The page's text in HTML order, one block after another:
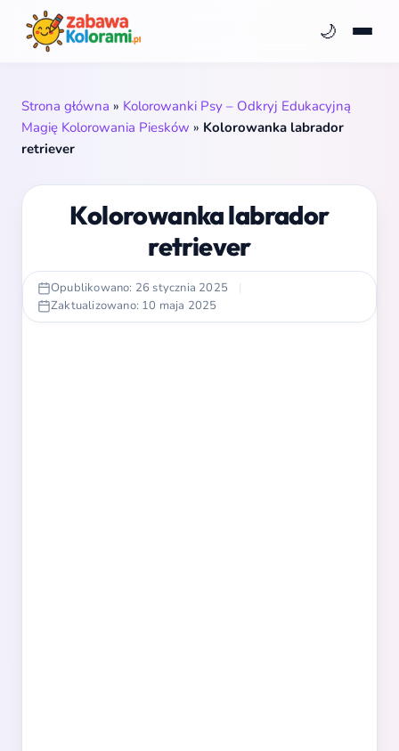
🌙
Strona główna » Kolorowanki Psy – Odkryj Edukacyjną
Magię Kolorowania Piesków » Kolorowanka labrador
retriever
Kolorowanka labrador
retriever
Opublikowano: 26 stycznia 2025
|
Zaktualizowano: 10 maja 2025